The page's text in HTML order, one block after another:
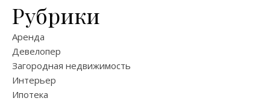
Рубрики
Аренда
Девелопер
Загородная недвижимость
Интерьер
Ипотека